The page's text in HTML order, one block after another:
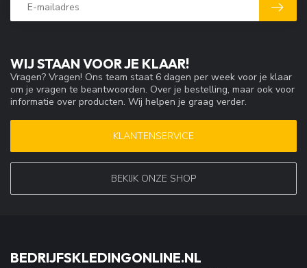
WIJ STAAN VOOR JE KLAAR!
Vragen? Vragen! Ons team staat 6 dagen per week voor je klaar
om je vragen te beantwoorden. Over je bestelling, maar ook voor
informatie over producten. Wij helpen je graag verder.
KLANTENSERVICE
BEKIJK ONZE SHOP
BEDRIJFSKLEDINGONLINE.NL